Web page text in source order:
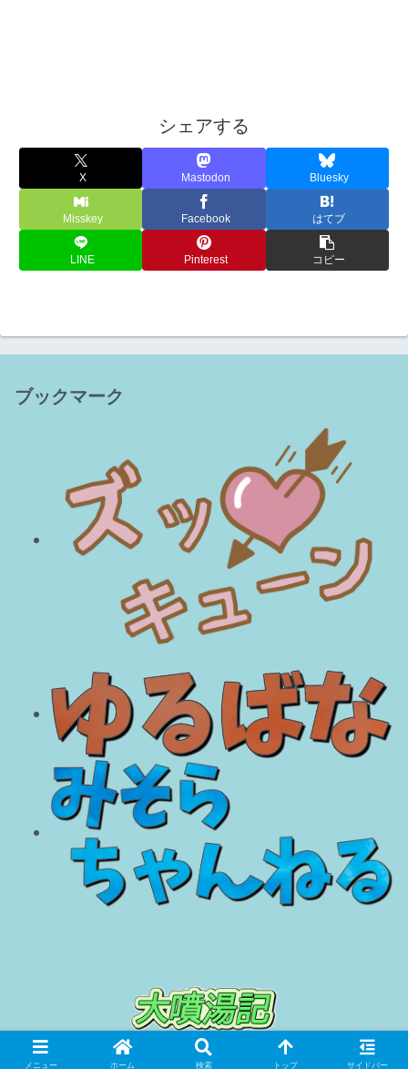
シェアする
X Mastodon Bluesky
Misskey Facebook はてブ
LINE Pinterest コピー
ブックマーク
© 2018 大噴湯記.
メニュー ホーム 検索 トップ サイドバー